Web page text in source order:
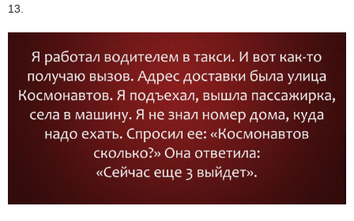
13.